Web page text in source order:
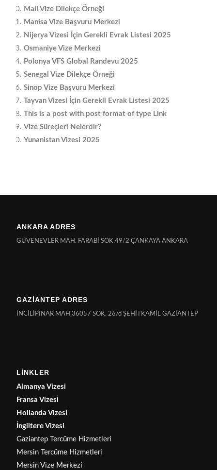
Mali Vize Dilekçe Örneği
Manisa Vize Başvuru Merkezi
Nijerya Vizesi İçin Gerekli Evrak Listesi 2025
Osmaniye Vize Merkezi
Polonya VFS Global Randevu 2025
Senegal Vize Dilekçe Örneği
Sinop Vize Başvuru Merkezi
Tayvan Vizesi İçin Gerekli Evrak Listesi 2025
This is a post with post format of type Link
Vize Süreçleri Nelerdir?
Yunanistan Vizesi 2025
ANKARA ADRES
GÜVENEVLER MAH. FARABİ SOK.49/2 ÇANKAYA ANKARA
GAZİANTEP ADRES
İNCİLİPINAR MAH.36057 SOK. 26/d ŞEHİTKAMİL GAZİANTEP
LİNKLER
Almanya Vizesi
Fransa Vizesi
Hollanda Vizesi
İngiltere Vizesi
Gaziantep Tercüme Hizmetleri
Mersin Tercüme Hizmetleri
Mersin Vize Merkezi